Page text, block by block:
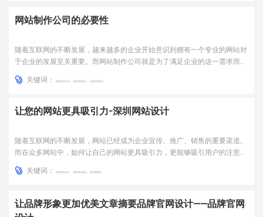
网站制作公司的必要性
随着互联网的不断发展，越来越多的企业开始意识到拥有一个专业的网站对
于企业的发展至关重要。而网站制作公司就是为了满足企业的这一需求而存
在的。网站制作公司可以为企业设计和开发一个专业、美观、易用的网站，
帮助企业提升品牌形象、扩大市场和增加销售额。一、网站制作公司的服务
关键词： 网站制作公司 深圳网站设计 品牌官网设计
让您的网站更具吸引力-深圳网站设计
随着互联网的不断发展，网站已经成为企业宣传、推广、销售的重要渠道。
而在众多网站中，如何让自己的网站更具吸引力，更能够吸引用户的注意
力，这就需要一个专业的网站设计团队来为您量身定制。一、深圳网站设计
的意义深圳网站设计不仅仅是为了美化网站，更重要的是为了提高网站的用
关键词： 深圳网站设计 深圳网站建设 深圳做网站
让品牌形象更加优美文章摘要品牌官网设计——品牌官网
电话：13147070783